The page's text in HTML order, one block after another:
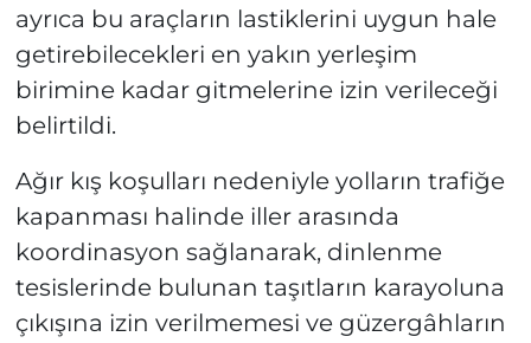
ayrıca bu araçların lastiklerini uygun hale
getirebilecekleri en yakın yerleşim
birimine kadar gitmelerine izin verileceği
belirtildi.
Ağır kış koşulları nedeniyle yolların trafiğe
kapanması halinde iller arasında
koordinasyon sağlanarak, dinlenme
tesislerinde bulunan taşıtların karayoluna
çıkışına izin verilmemesi ve güzergâhların